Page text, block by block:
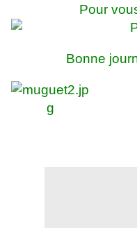
Pour
Bonne